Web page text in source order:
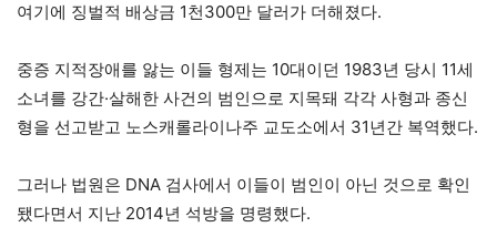
여기에 징벌적 배상금 1천300만 달러가 더해졌다.
중증 지적장애를 앓는 이들 형제는 10대이던 1983년 당시 11세
소녀를 강간·살해한 사건의 범인으로 지목돼 각각 사형과 종신
형을 선고받고 노스캐롤라이나주 교도소에서 31년간 복역했다.
그러나 법원은 DNA 검사에서 이들이 범인이 아닌 것으로 확인
됐다면서 지난 2014년 석방을 명령했다.